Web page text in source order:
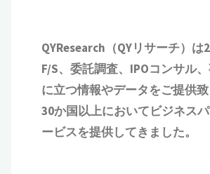
QYResearch（QYリサーチ）
F/S、委託調査、IPOコンサル
に立つ情報やデータをご提供
30か国以上においてビジネス
ービスを提供してきました。